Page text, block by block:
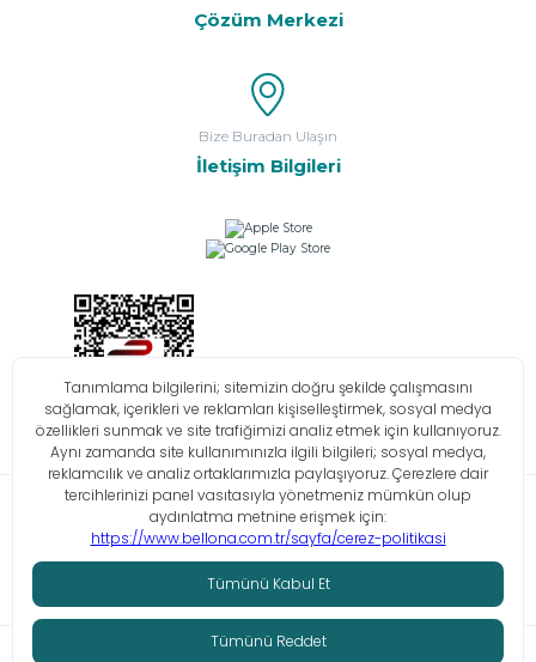
Çözüm Merkezi
Bize Buradan Ulaşın
İletişim Bilgileri
Bilgi Toplumu Hizmetleri KVKK Çerez Politikası İşlem Rehberi
© Tüm hakları saklıdır. Bellona 2026